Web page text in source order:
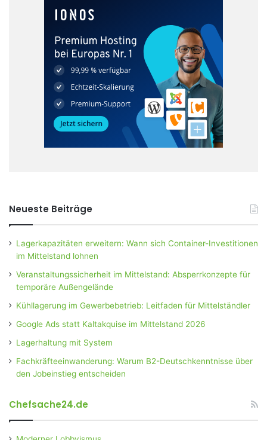
Neueste Beiträge
Lagerkapazitäten erweitern: Wann sich Container-Investitionen
im Mittelstand lohnen
Veranstaltungssicherheit im Mittelstand: Absperrkonzepte für
temporäre Außengelände
Kühllagerung im Gewerbebetrieb: Leitfaden für Mittelständler
Google Ads statt Kaltakquise im Mittelstand 2026
Lagerhaltung mit System
Fachkräfteeinwanderung: Warum B2-Deutschkenntnisse über
den Jobeinstieg entscheiden
Chefsache24.de